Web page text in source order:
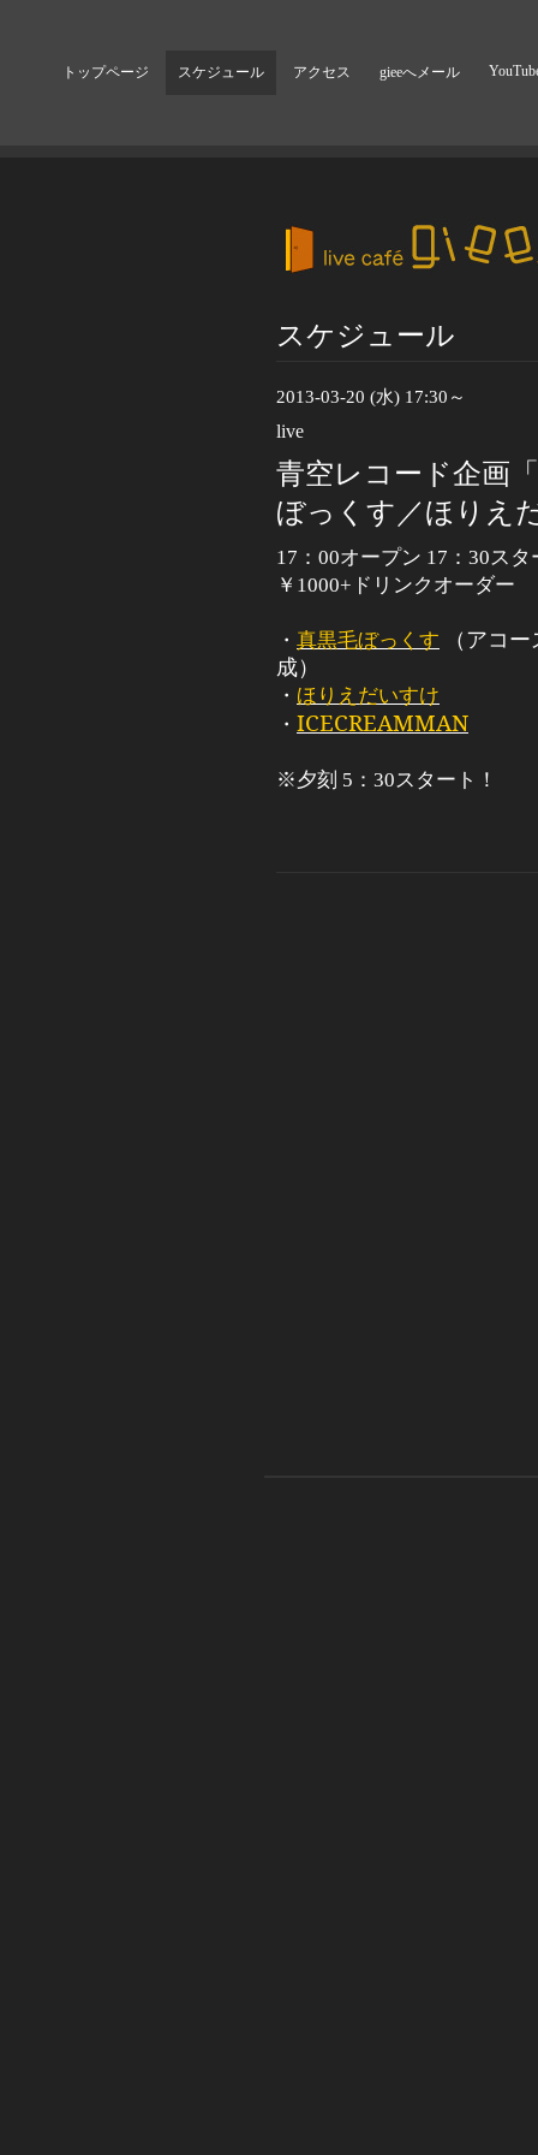
トップページ スケジュール アクセス gieeへメール
スケジュール
2013-03-20 (水) 17:30～
live
青空レコード企画
ぼっくす／ほりえ
17 ： 00オープン 17：
￥ 1000+ドリンクオーダー
・ 真黒毛ぼっくす
（アコ
成）
・ ほりえだいすけ
・ ICECREAMMAN
※夕刻 5：30スタート！